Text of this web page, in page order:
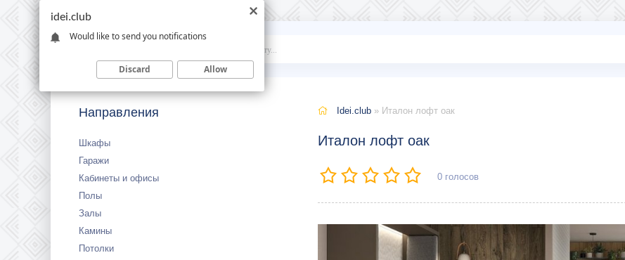
Idei
Направления
Шкафы
Гаражи
Кабинеты и офисы
Полы
Залы
Камины
Потолки
Idei.club » Италон лофт оак
Италон лофт оак
0 голосов
idei.club
Would like to send you notifications
Discard Allow